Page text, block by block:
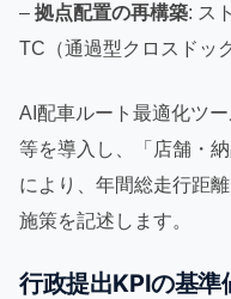
– 拠点配置の再構築: ス
TC（通過型クロスドッ
AI配車ルート最適化ツー
等を導入し、「店舗・
により、年間総走行距
施策を記述します。
行政提出KPIの基準